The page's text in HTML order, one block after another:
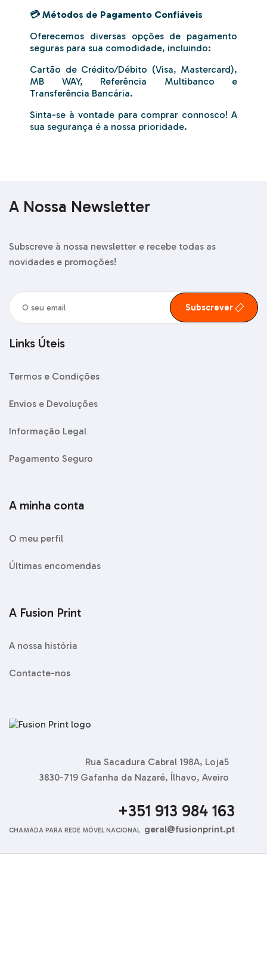
💳 Métodos de Pagamento Confiáveis
Oferecemos diversas opções de pagamento
seguras para sua comodidade, incluindo:
Cartão de Crédito/Débito (Visa, Mastercard),
MB WAY, Referência Multibanco e
Transferência Bancária.
Sinta-se à vontade para comprar connosco! A
sua segurança é a nossa prioridade.
A Nossa Newsletter
Subscreve à nossa newsletter e recebe todas as
novidades e promoções!
Subscrever
Links Úteis
Termos e Condições
Envios e Devoluções
Informação Legal
Pagamento Seguro
A minha conta
O meu perfil
Últimas encomendas
A Fusion Print
A nossa história
Contacte-nos
Rua Sacadura Cabral 198A, Loja5
3830-719 Gafanha da Nazaré, Ílhavo, Aveiro
+351 913 984 163
CHAMADA PARA REDE MÓVEL NACIONAL geral@fusionprint.pt